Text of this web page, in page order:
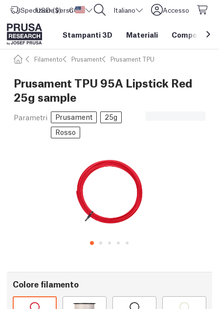
Spedizione verso Stati Uniti d'America
USD ($) CORE One L: Ora disponibile! Italiano Accesso
Stampanti 3D Materiali Componenti
Filamento Prusament Prusament TPU
Prusament TPU 95A Lipstick Red
25g sample
Parametri Prusament
25g
Rosso
Colore filamento